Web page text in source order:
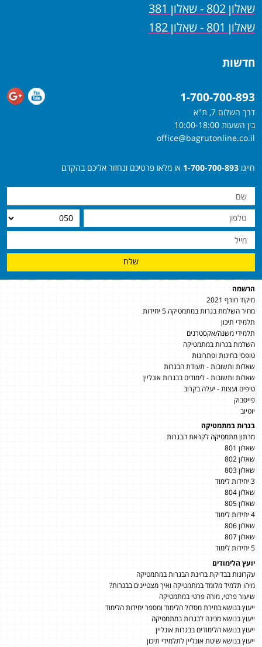
שאלון 802 - שאלון 381
שאלון 801 - שאלון 182
חדשות
1-700-700-893
דרך השלום 7, ת"א
בין השעות 10:00-18:00
office@bagrutonline.co.il
חייגו 1-700-700-893 או מלאו פרטיכם ונחזור אליכם בהקדם
שלח
הרשמה
מיקוד חורף 2021
מחיר השלמת בגרות במתמטיקה 5 יחידות
תלמידי תיכון
תלמידי משנה/אקסטרנים
השלמת בגרות במתמטיקה
טופסי בחינות ופתרונות
שאלות ותשובות - תעודת הבגרות
שאלות ותשובות - לימודים בבגרות אונליין
טיפים ועצות - יעלה בקרוב
פייסבוק
יוטיוב
בגרות במתמטיקה
מרתון מתמטיקה לקראת הבגרות
שאלון 801
שאלון 802
שאלון 803
3 יחידות לימוד
שאלון 804
שאלון 805
4 יחידות לימוד
שאלון 806
שאלון 807
5 יחידות לימוד
יועץ הלימודים
עקרונות בבדיקת בחינת הבגרות במתמטיקה
מיהו תלמיד מלומד במתמטיקה ואיך מצטיינים בבגרות?
שיעור פרטי, מורה פרטי במתמטיקה
ייעוץ בנושא בחירת מסלול הלימוד ומספר יחידות הלימוד
ייעוץ בנושא מכינה לבגרות במתמטיקה
ייעוץ בנושא הלימודים בבגרות אונליין
ייעוץ בנושא שיטת אונליין לתלמידי תיכון